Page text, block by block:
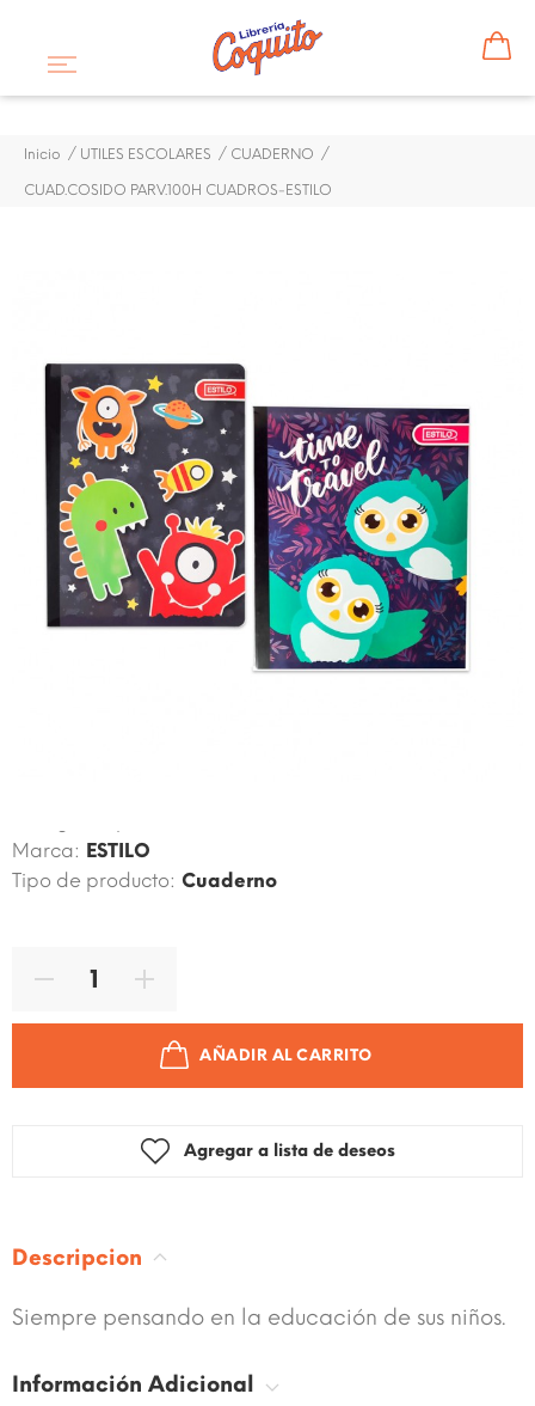
Inicio UTILES ESCOLARES CUADERNO
CUAD.COSIDO PARV.100H CUADROS-ESTILO
CUAD.COSIDO PARV.100H
CUADROS-ESTILO
$ 1,23
Marca: ESTILO
Tipo de producto: Cuaderno
AÑADIR AL CARRITO
Agregar a lista de deseos
Descripcion
Siempre pensando en la educación de sus niños.
Información Adicional